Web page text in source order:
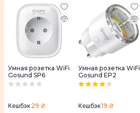
Умная розетка WiFi
Gosund SP6
Кешбэк 29 ₴
Умная розетка WiFi
Gosund EP2
Кешбэк19 ₴